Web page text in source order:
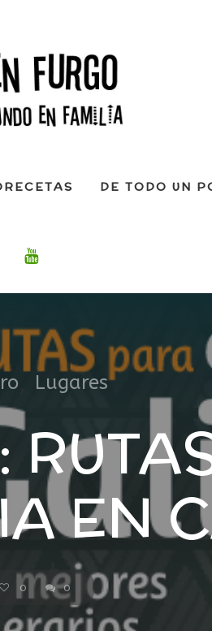
DE TODO UN
, Lugares
EN
0 0